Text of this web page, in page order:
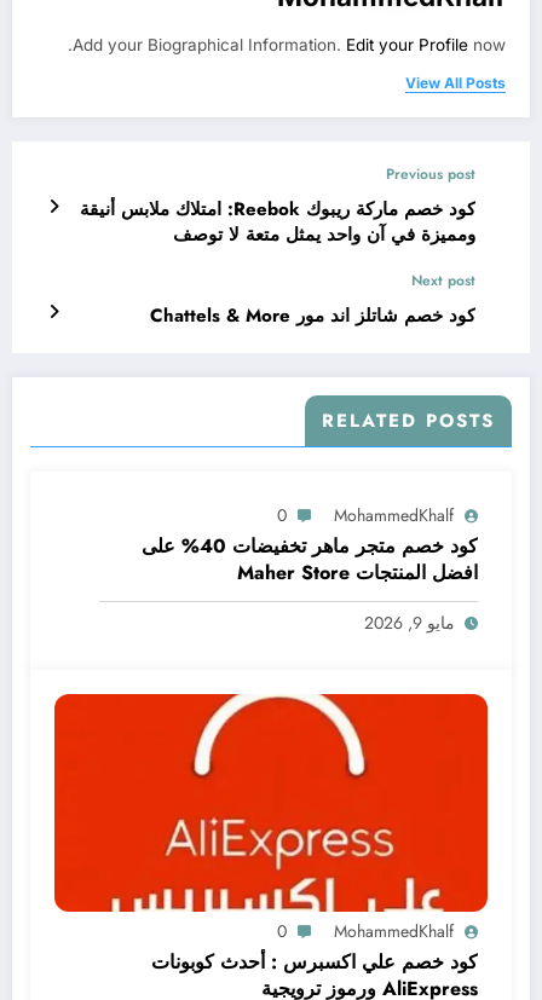
Add your Biographical Information. Edit your Profile now.
View All Posts
Previous post
كود خصم ماركة ريبوك Reebok: امتلاك ملابس أنيقة
ومميزة في آن واحد يمثل متعة لا توصف
Next post
كود خصم شاتلز اند مور Chattels & More
RELATED POSTS
MohammedKhalf
0
كود خصم متجر ماهر تخفيضات 40% على
افضل المنتجات Maher Store
مايو 9, 2026
MohammedKhalf
0
كود خصم علي اكسبرس : أحدث كوبونات
AliExpress ورموز ترويجية